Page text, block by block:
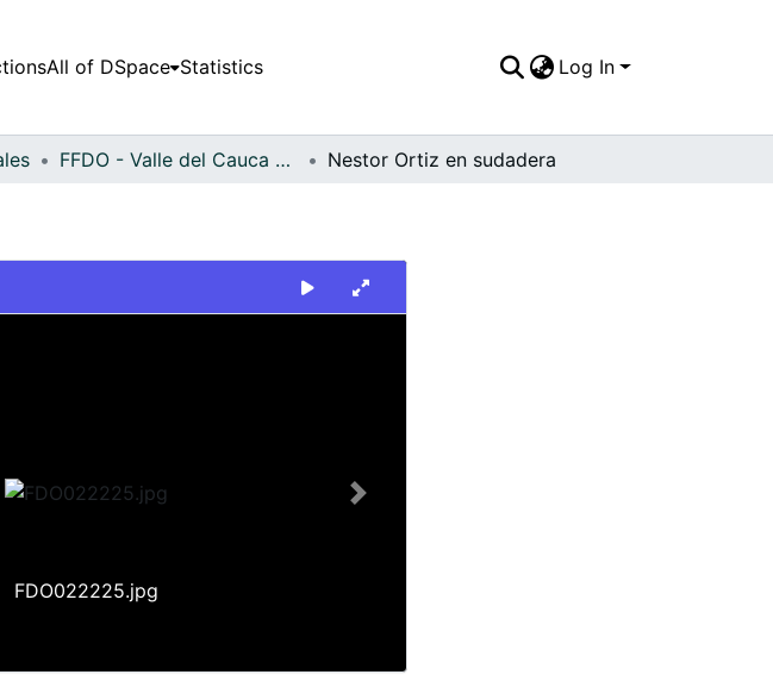
All of DSpace Statistics Log In
FFDO - Valle del Cauca - Patrimonial Nestor Ortiz en sudadera
FDO022225.jpg
Next